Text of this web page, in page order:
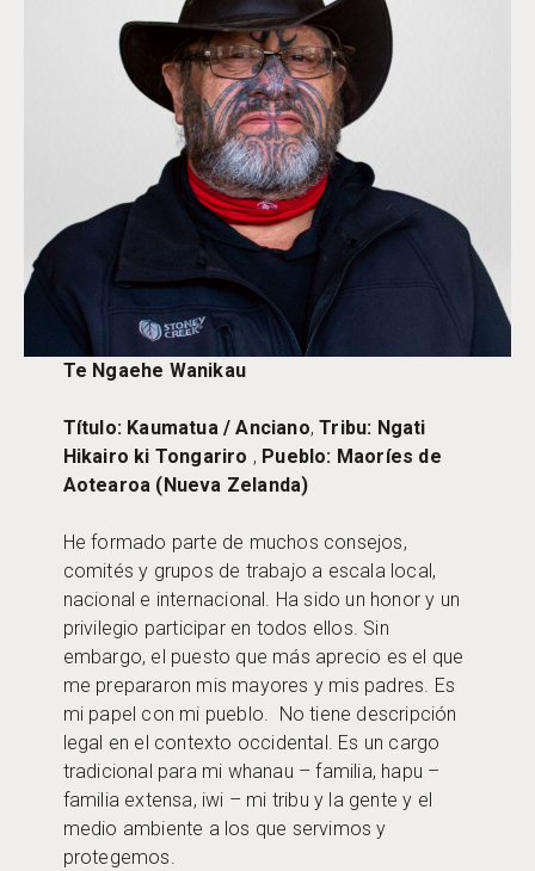
Te Ngaehe Wanikau
Título: Kaumatua / Anciano,Tribu: Ngati
Hikairo ki Tongariro , Pueblo: Maoríes de
Aotearoa (Nueva Zelanda)
He formado parte de muchos consejos,
comités y grupos de trabajo a escala local,
nacional e internacional. Ha sido un honor y un
privilegio participar en todos ellos. Sin
embargo, el puesto que más aprecio es el que
me prepararon mis mayores y mis padres. Es
mi papel con mi pueblo. No tiene descripción
legal en el contexto occidental. Es un cargo
tradicional para mi whanau – familia, hapu –
familia extensa, iwi – mi tribu y la gente y el
medio ambiente a los que servimos y
protegemos.